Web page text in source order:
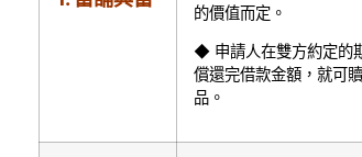
的價值⽽定。
◆ 申請人在雙⽅約定的
償還完借款⾦額，就可
品。